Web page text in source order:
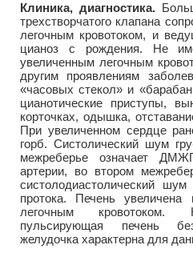
Клиника, диагностика.
трехстворчатого клапана
легочным кровотоком, и
цианоз с рождения. Не
увеличенным легочным
другим проявлениям
«часовых стекол» и
цианотические приступы,
корточках, одышка,
При увеличенном сердце
горб. Систолический шум
межреберье означает
артерии, во втором
систолодиастолический шум
протока. Печень
легочным кровотоком.
пульсирующая печень
желудочка характерна для